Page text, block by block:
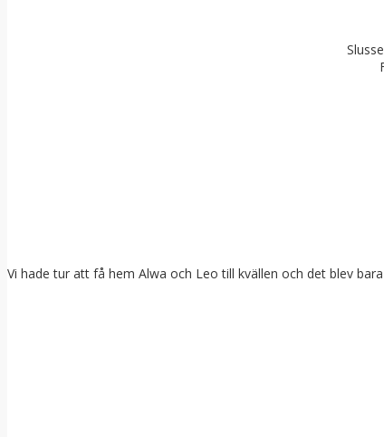
Vi hade tur att få hem Alwa och Leo till kvällen och det blev